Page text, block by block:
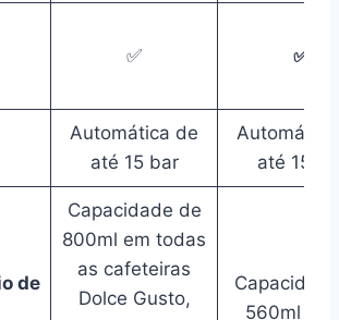
✅ ✅
Automática de
até 15 bar
até 15
de
Capacidade de
800ml em todas
as cafeteiras
Dolce Gusto,
560ml a